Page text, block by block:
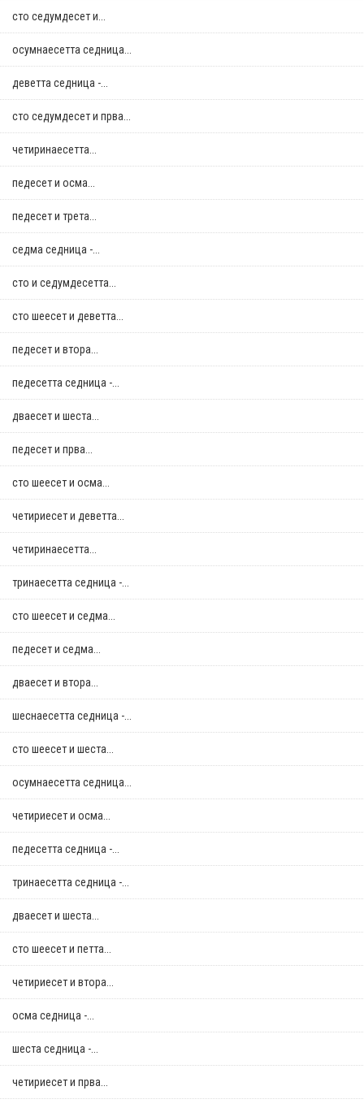
сто седумдесет и...
осумнaесетта седница...
деветта седница -...
сто седумдесет и прва...
четиринаесетта...
педесет и осма...
педесет и трета...
седма седница -...
сто и седумдесетта...
сто шеесет и деветта...
педесет и втора...
педесетта седница -...
дваесет и шеста...
педесет и прва...
сто шеесет и осма...
четириесет и деветта...
четиринаесетта...
тринаесетта седница -...
сто шеесет и седма...
педесет и седма...
дваесет и втора...
шеснаесетта седница -...
сто шеесет и шеста...
осумнaесетта седница...
четириесет и осма...
педесетта седница -...
тринаесетта седница -...
дваесет и шеста...
сто шеесет и петта...
четириесет и втора...
осма седница -...
шеста седница -...
четириесет и прва...